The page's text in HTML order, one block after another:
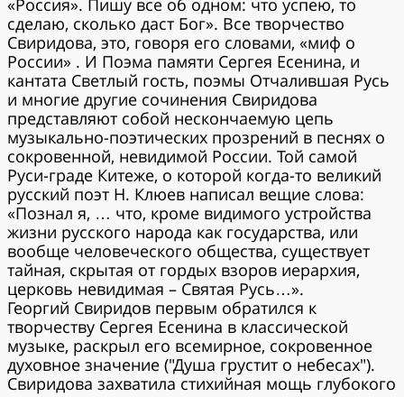
«Россия». Пишу все об одном: что успею, то
сделаю, сколько даст Бог». Все творчество
Свиридова, это, говоря его словами, «миф о
России» . И Поэма памяти Сергея Есенина, и
кантата Светлый гость, поэмы Отчалившая Русь
и многие другие сочинения Свиридова
представляют собой нескончаемую цепь
музыкально-поэтических прозрений в песнях о
сокровенной, невидимой России. Той самой
Руси-граде Китеже, о которой когда-то великий
русский поэт Н. Клюев написал вещие слова:
«Познал я, … что, кроме видимого устройства
жизни русского народа как государства, или
вообще человеческого общества, существует
тайная, скрытая от гордых взоров иерархия,
церковь невидимая – Святая Русь…».
Георгий Свиридов первым обратился к
творчеству Сергея Есенина в классической
музыке, раскрыл его всемирное, сокровенное
духовное значение ("Душа грустит о небесах").
Свиридова захватила стихийная мощь глубокого